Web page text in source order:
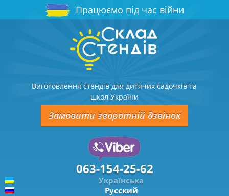
Працюємо під час війни
Виготовлення стендів для дитячих садочків та
школ України
Замовити зворотній дзвінок
063-154-25-62
Українська
Русский